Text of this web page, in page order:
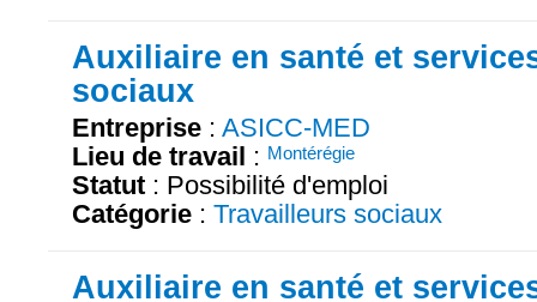
Auxiliaire en santé et
sociaux
Entreprise : ASICC-MED
Lieu de travail : Montérégie
Statut : Possibilité d'emploi
Catégorie : Travailleurs sociaux
Auxiliaire en santé et